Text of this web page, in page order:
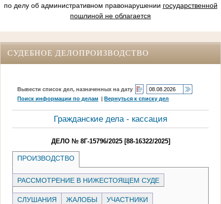
по делу об административном правонарушении государственной
пошлиной не облагается
СУДЕБНОЕ ДЕЛОПРОИЗВОДСТВО
Вывести список дел, назначенных на дату
Поиск информации по делам |Вернуться к списку дел
Гражданские дела - кассация
ДЕЛО № 8Г-15796/2025 [88-16322/2025]
ПРОИЗВОДСТВО
РАССМОТРЕНИЕ В НИЖЕСТОЯЩЕМ СУДЕ
СЛУШАНИЯ ЖАЛОБЫ УЧАСТНИКИ